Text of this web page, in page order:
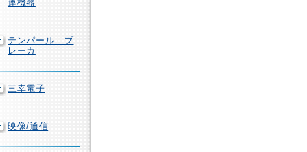
連機器
テンパール ブ
レーカ
三幸電子
映像/通信